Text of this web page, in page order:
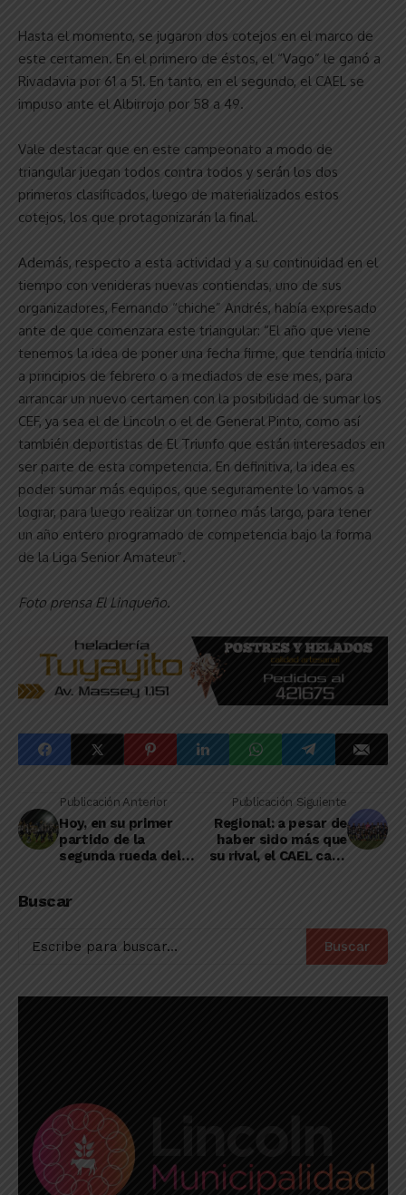
Hasta el momento, se jugaron dos cotejos en el marco de
este certamen. En el primero de éstos, el “Vago” le ganó a
Rivadavia por 61 a 51. En tanto, en el segundo, el CAEL se
impuso ante el Albirrojo por 58 a 49.
Vale destacar que en este campeonato a modo de
triangular juegan todos contra todos y serán los dos
primeros clasificados, luego de materializados estos
cotejos, los que protagonizarán la final.
Además, respecto a esta actividad y a su continuidad en el
tiempo con venideras nuevas contiendas, uno de sus
organizadores, Fernando “chiche” Andrés, había expresado
ante de que comenzara este triangular: “El año que viene
tenemos la idea de poner una fecha firme, que tendría inicio
a principios de febrero o a mediados de ese mes, para
arrancar un nuevo certamen con la posibilidad de sumar los
CEF, ya sea el de Lincoln o el de General Pinto, como así
también deportistas de El Triunfo que están interesados en
ser parte de esta competencia. En definitiva, la idea es
poder sumar más equipos, que seguramente lo vamos a
lograr, para luego realizar un torneo más largo, para tener
un año entero programado de competencia bajo la forma
de la Liga Senior Amateur”.
Foto prensa El Linqueño.
Publicación Anterior
Hoy, en su primer
partido de la
segunda rueda del
Ferré
Publicación Siguiente
Regional: a pesar de
haber sido más que
su rival, el CAEL cayó
Buscar
Buscar